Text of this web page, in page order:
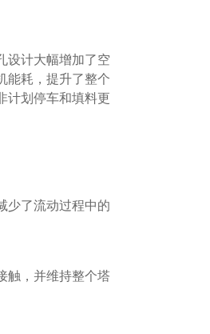
设计大幅增加了空
能耗，提升了整个
计划停车和填料更
少了流动过程中的
触，并维持整个塔